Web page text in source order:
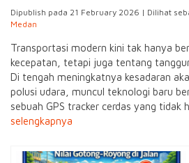
Dipublish pada 21 February 2026 | Dilihat
Medan
Transportasi modern kini tak hanya
kecepatan, tetapi juga tentang
Di tengah meningkatnya kesadaran
polusi udara, muncul teknologi baru
sebuah GPS tracker cerdas yang tidak
selengkapnya